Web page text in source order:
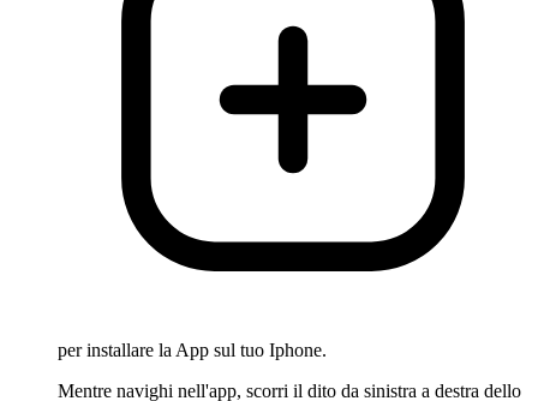
per installare la App sul tuo Iphone.
Mentre navighi nell'app, scorri il dito da sinistra a destra dello